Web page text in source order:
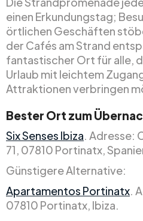
einen Erkundungstag;
örtlichen Geschäften
der Cafés am Strand
fantastischer Ort für alle,
Urlaub mit leichtem
Attraktionen verbringen
Bester Ort zum
Six Senses Ibiza. Adresse:
71, 07810 Portinatx,
Günstigere Alternative:
Apartamentos Portinatx.
07810 Portinatx, Ibiza.